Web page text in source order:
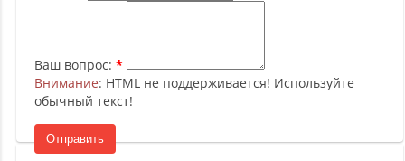
Ваш вопрос:
Внимание: HTML не поддерживается! Используйте
обычный текст!
Отправить